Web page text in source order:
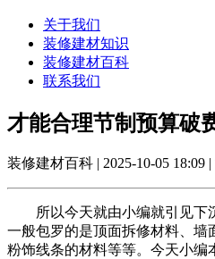
关于我们
装修建材知识
装修建材百科
联系我们
才能合理节制预算破
装修建材百科 | 2025-10-05 18:09
所以今天就由小编就引见下
一般包罗的是顶面拆修材料、墙
粉饰线条的材料等等。今天小编